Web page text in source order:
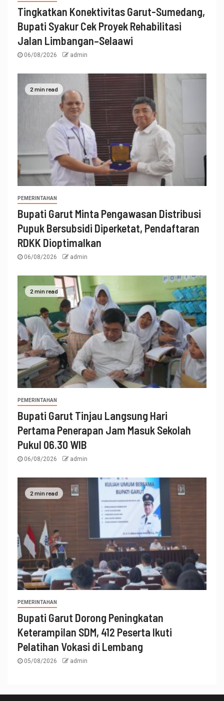
Tingkatkan Konektivitas Garut-Sumedang,
Bupati Syakur Cek Proyek Rehabilitasi
Jalan Limbangan–Selaawi
06/08/2026 admin
2 min read
PEMERINTAHAN
Bupati Garut Minta Pengawasan Distribusi
Pupuk Bersubsidi Diperketat, Pendaftaran
RDKK Dioptimalkan
06/08/2026 admin
2 min read
PEMERINTAHAN
Bupati Garut Tinjau Langsung Hari
Pertama Penerapan Jam Masuk Sekolah
Pukul 06.30 WIB
06/08/2026 admin
2 min read
PEMERINTAHAN
Bupati Garut Dorong Peningkatan
Keterampilan SDM, 412 Peserta Ikuti
Pelatihan Vokasi di Lembang
05/08/2026 admin